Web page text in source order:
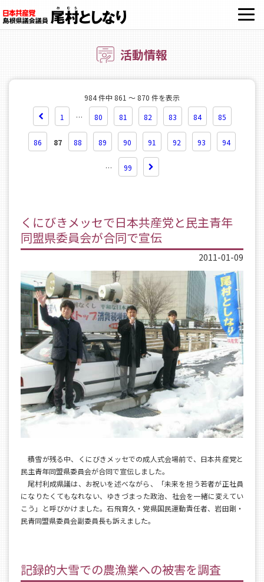
活動情報
984 件中 861 ～ 870 件を表示
1
… 80 81 82 83 84 85
86 87 88 89 90 91 92 93 94
… 99
くにびきメッセで日本共産党と民主青年
同盟県委員会が合同で宣伝
2011-01-09
積雪が残る中、くにびきメッセでの成人式会場前で、日本共産党と
民主青年同盟県委員会が合同で宣伝しました。
尾村利成県議は、お祝いを述べながら、「未来を担う若者が正社員
になりたくてもなれない、ゆきづまった政治、社会を一緒に変えてい
こう」と呼びかけました。石飛育久・党県国民運動責任者、岩田剛・
民青同盟県委員会副委員長も訴えました。
記録的大雪での農漁業への被害を調査